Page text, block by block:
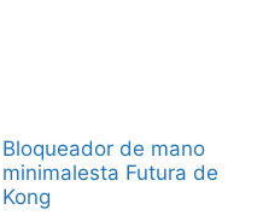
Bloqueador de mano
minimalesta Futura de
Kong